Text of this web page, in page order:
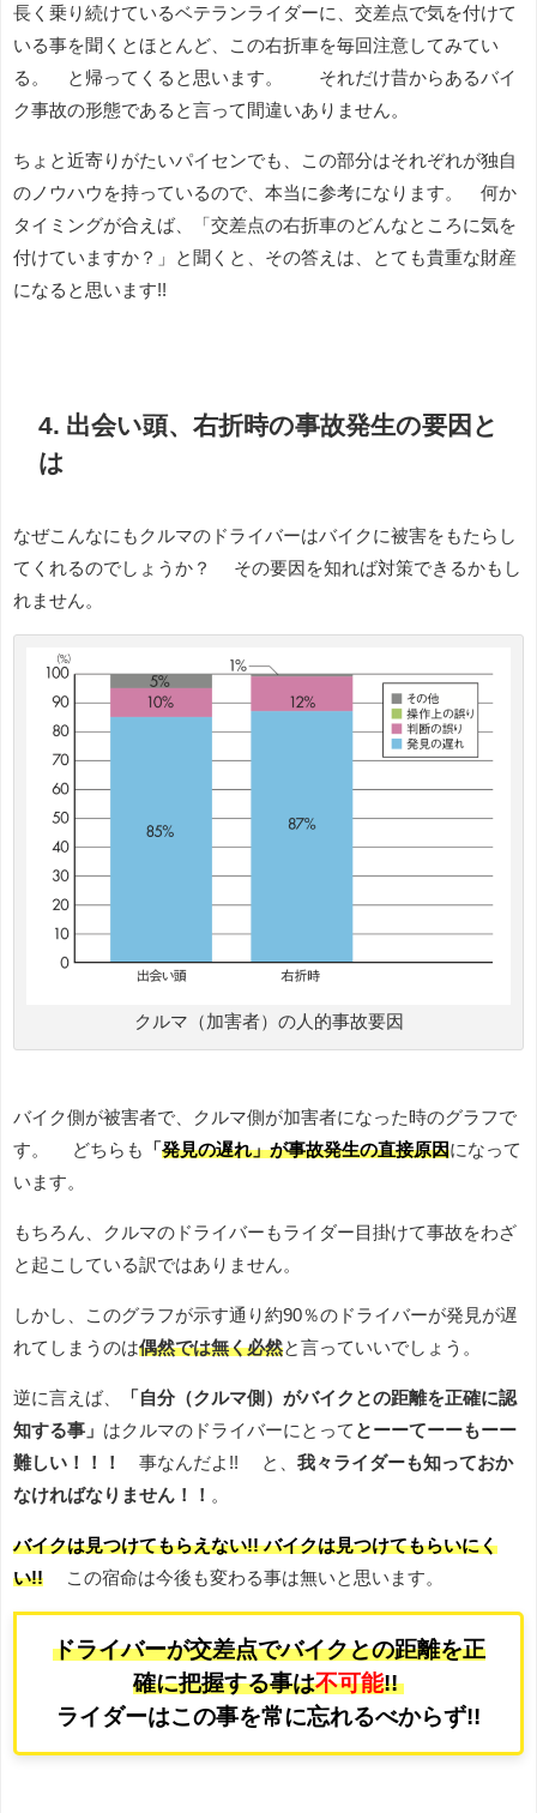
長く乗り続けているベテランライダーに、交差点で気を付けて
いる事を聞くとほとんど、この右折車を毎回注意してみてい
る。 と帰ってくると思います。 それだけ昔からあるバイ
ク事故の形態であると言って間違いありません。
ちょと近寄りがたいパイセンでも、この部分はそれぞれが独自
のノウハウを持っているので、本当に参考になります。 何か
タイミングが合えば、「交差点の右折車のどんなところに気を
付けていますか？」と聞くと、その答えは、とても貴重な財産
になると思います!!
4. 出会い頭、右折時の事故発生の要因と
は
なぜこんなにもクルマのドライバーはバイクに被害をもたらし
てくれるのでしょうか？ その要因を知れば対策できるかもし
れません。
クルマ（加害者）の人的事故要因
バイク側が被害者で、クルマ側が加害者になった時のグラフで
す。 どちらも
「 発見の遅れ」が事故発生の直接原因になって
います。
もちろん、クルマのドライバーもライダー目掛けて事故をわざ
と起こしている訳ではありません。
しかし、このグラフが示す通り約90％のドライバーが発見が遅
れてしまうのは偶然では無く必然と言っていいでしょう。
逆に言えば、
「自分（クルマ側）がバイクとの距離を正確に認
知する事」 はクルマのドライバーにとって とーーてーーもーー
難しい！！！
事なんだよ!! と、 我々ライダーも知っておか
なければなりません！！ 。
バイクは見つけてもらえない!! バイクは見つけてもらいにく
い!! この宿命は今後も変わる事は無いと思います。
ドライバーが交差点でバイクとの距離を正
確に把握する事は不可能!!
ライダーはこの事を常に忘れるべからず!!